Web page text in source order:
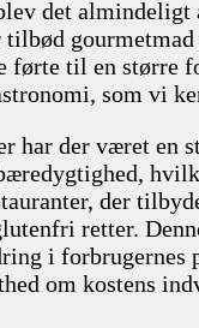
det almindeligt
tilbød
førte til en større
som vi
har der været en
der
retter.
i forbrugernes
om kostens